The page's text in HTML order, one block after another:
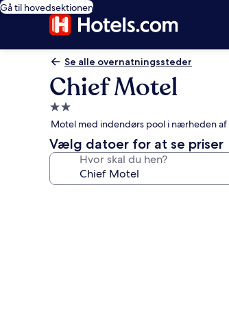
Gå til hovedsektionen
Se alle overnatningssteder
Chief Motel
2.0-
stjernet
overnatningssted
Motel med indendørs pool i nærheden af
Vælg datoer for at se priser
Hvor skal du hen?